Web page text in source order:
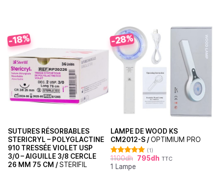
-18%
SUTURES RÉSORBABLES
STERICRYL – POLYGLACTINE
910 TRESSÉE VIOLET USP
3/0 – AIGUILLE 3/8 CERCLE
26 MM 75 CM /STERIFIL
-28%
LAMPE DE WOOD KS
CM2012-S /OPTIMIUM PRO
Note5.00
sur 5
(1)
1100dh 795dh TTC
1 Lampe